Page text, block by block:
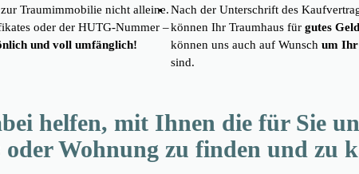
Traumimmobilie nicht alleine.
oder der HUTG-Nummer –
und voll umfänglich!
Nach der Unterschrift des
können Ihr Traumhaus für gutes
können uns auch auf Wunsch um Ihr
sind.
helfen, mit Ihnen die für Sie
Wohnung zu finden und zu